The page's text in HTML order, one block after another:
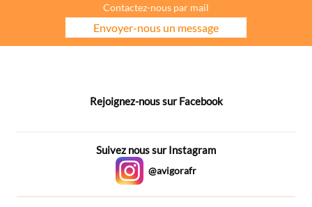
Contactez-nous par mail
Envoyer-nous un message
Rejoignez-nous sur Facebook
Suivez nous sur Instagram
@avigorafr